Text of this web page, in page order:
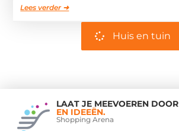
Lees verder ➜
Huis en tuin
LAAT JE MEEVOEREN DOOR
EN IDEEËN.
Shopping Arena